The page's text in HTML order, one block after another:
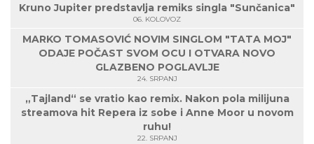
Kruno Jupiter predstavlja remiks singla "Sunčanica"
06. KOLOVOZ
MARKO TOMASOVIĆ NOVIM SINGLOM "TATA MOJ"
ODAJE POČAST SVOM OCU I OTVARA NOVO
GLAZBENO POGLAVLJE
24. SRPANJ
„Tajland“ se vratio kao remix. Nakon pola milijuna
streamova hit Repera iz sobe i Anne Moor u novom
ruhu!
22. SRPANJ